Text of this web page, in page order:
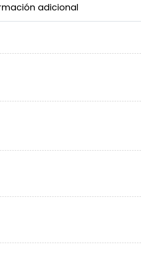
adicional​